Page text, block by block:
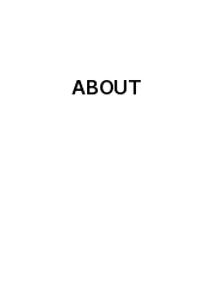
ABOUT